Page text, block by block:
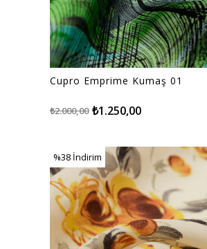
Cupro Emprime Kumaş 01
₺1.250,00
₺2.000,00
%38 İndirim
%38İndirim